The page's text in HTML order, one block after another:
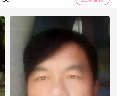
异带一女儿，大龄男征婚，非诚勿扰。
，个人诚征婚，限广西南宁
个蕲春的、60岁上下的男士结婚，共同过日子，不诚勿扰
，给我来信吧，我能看到你的联系方式哦
者上海人都可以，不介意是否离异，三观合适即可，速与我联系。
作，找一个大方、善良，会疼爱人的女子做老婆，希望​‌‌能在这里遇见你，非诚勿扰。